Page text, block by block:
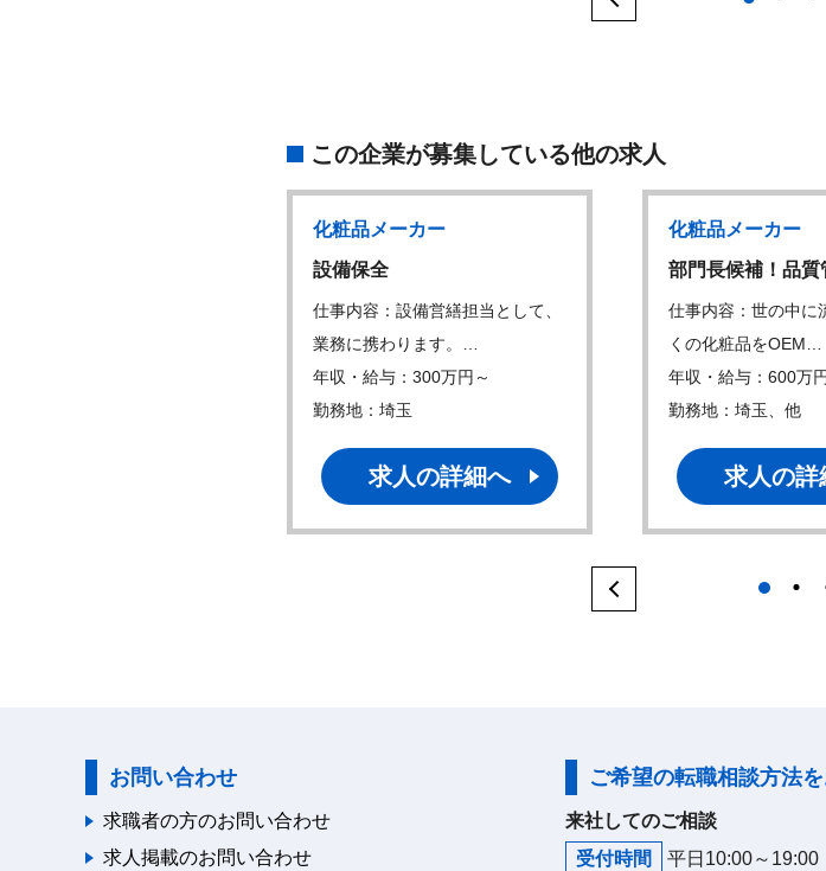
この企業が募集している他の求人
化粧品メーカー
設備保全
仕事内容：設備営繕担当として、
業務に携わります。…
年収・給与：300万円～
勤務地：埼玉
求人の詳細へ
化粧品メーカー
部門長候補！品
仕事内容：世の中に
くの化粧品をOEM…
年収・給与：600万
勤務地：埼玉、他
求人の詳
1
お問い合わせ
求職者の方のお問い合わせ
求人掲載のお問い合わせ
ご希望の転職相談方法
来社してのご相談
受付時間
平日10:00～19:00